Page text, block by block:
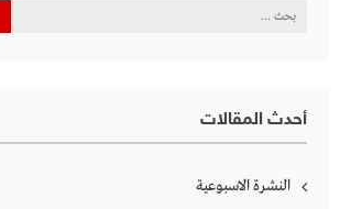
البحث
أحدث المقالات
النشرة الاسبوعية